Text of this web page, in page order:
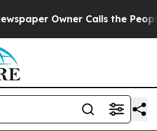
Owner Calls the People